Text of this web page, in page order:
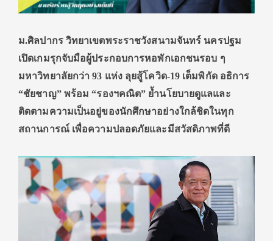
ม.ศิลปากร วิทยาเขตพระราชวังสนามจันทร์ นครปฐม
เปิดเกมรุกจับมือ​ผู้ประกอบการหอพักเอกชนรอบ ๆ
มหาวิทยาลัยกว่า 93 แห่ง ลุยสู้โควิด-19 เต็มพิกัด อธิการ
“ชัยชาญ” พร้อม “รองฯคณิต” ย้ำนโยบายดูแลและ
ติดตามความเป็นอยู่ของนักศึกษาอย่างใกล้ชิดในทุก
สถานการณ์ เพื่อความปลอดภัยและมีสวัสดิภาพที่ดี